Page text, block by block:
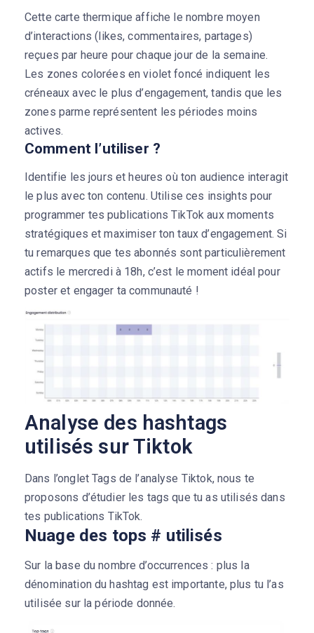
Cette carte thermique affiche le nombre moyen
d’interactions (likes, commentaires, partages)
reçues par heure pour chaque jour de la semaine.
Les zones colorées en violet foncé indiquent les
créneaux avec le plus d’engagement, tandis que les
zones parme représentent les périodes moins
actives.
Comment l’utiliser ?
Identifie les jours et heures où ton audience interagit
le plus avec ton contenu. Utilise ces insights pour
programmer tes publications TikTok aux moments
stratégiques et maximiser ton taux d’engagement. Si
tu remarques que tes abonnés sont particulièrement
actifs le mercredi à 18h, c’est le moment idéal pour
poster et engager ta communauté !
Analyse des hashtags
utilisés sur Tiktok
Dans l’onglet Tags de l’analyse Tiktok, nous te
proposons d’étudier les tags que tu as utilisés dans
tes publications TikTok.
Nuage des tops # utilisés
Sur la base du nombre d’occurrences : plus la
dénomination du hashtag est importante, plus tu l’as
utilisée sur la période donnée.